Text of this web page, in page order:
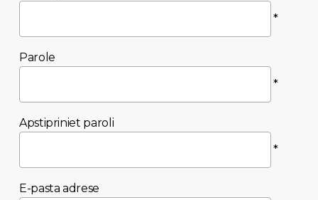
*
Parole
*
Apstipriniet paroli
*
E-pasta adrese